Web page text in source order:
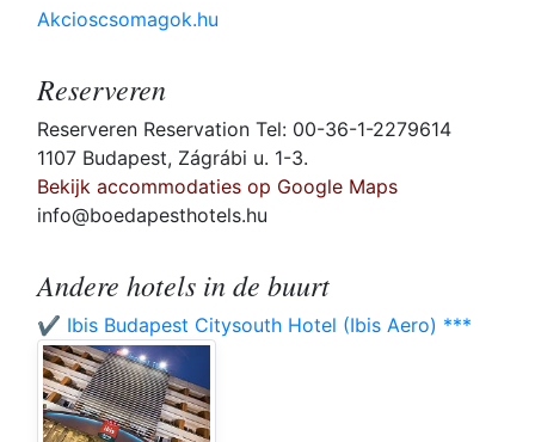
Akcioscsomagok.hu
Reserveren
Reserveren Reservation Tel: 00-36-1-2279614
1107 Budapest, Zágrábi u. 1-3.
Bekijk accommodaties op Google Maps
info@boedapesthotels.hu
Andere hotels in de buurt
✔️ Ibis Budapest Citysouth Hotel (Ibis Aero) ***